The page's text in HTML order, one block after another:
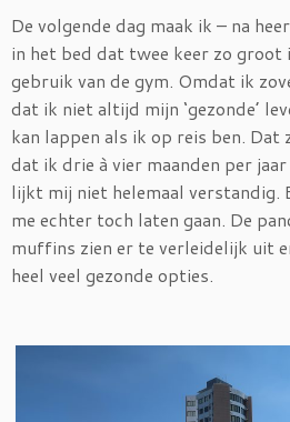
De volgende dag maak ik – na
in het bed dat twee keer zo groot
gebruik van de gym. Omdat ik
dat ik niet altijd mijn ‘gezonde’
kan lappen als ik op reis ben. Dat
dat ik drie à vier maanden per
lijkt mij niet helemaal
me echter toch laten gaan. De
muffins zien er te verleidelijk uit
heel veel gezonde opties.